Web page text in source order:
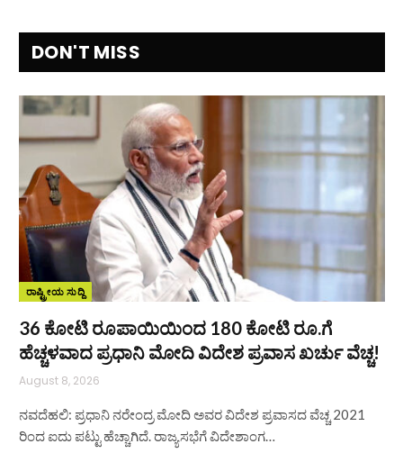
DON'T MISS
ರಾಷ್ಟ್ರೀಯ ಸುದ್ದಿ
36 ಕೋಟಿ ರೂಪಾಯಿಯಿಂದ 180 ಕೋಟಿ ರೂ.ಗೆ
ಹೆಚ್ಚಳವಾದ ಪ್ರಧಾನಿ ಮೋದಿ ವಿದೇಶ ಪ್ರವಾಸ ಖರ್ಚು ವೆಚ್ಚ!
August 8, 2026
ನವದೆಹಲಿ: ಪ್ರಧಾನಿ ನರೇಂದ್ರ ಮೋದಿ ಅವರ ವಿದೇಶ ಪ್ರವಾಸದ ವೆಚ್ಚ 2021
ರಿಂದ ಐದು ಪಟ್ಟು ಹೆಚ್ಚಾಗಿದೆ. ರಾಜ್ಯಸಭೆಗೆ ವಿದೇಶಾಂಗ…